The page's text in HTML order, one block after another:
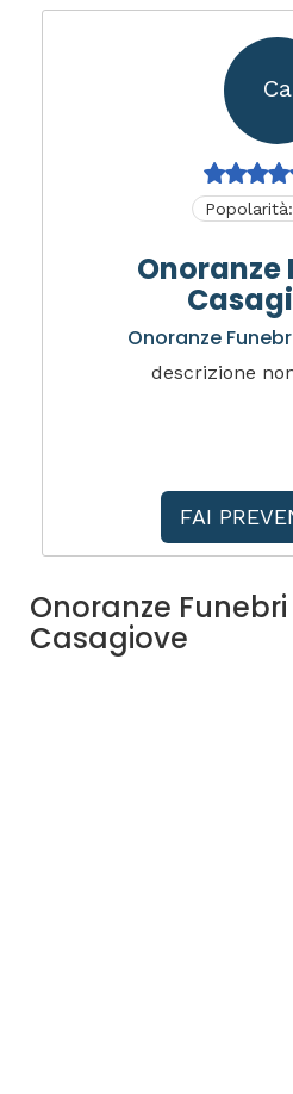
Ca
Popolarità:
Onoranze
Onoranze
descrizione
FAI
Onoranze
Casagiove